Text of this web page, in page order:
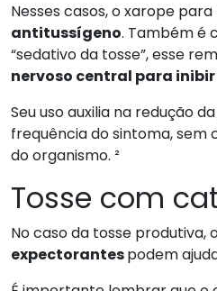
Nesses casos, o xarope
antitussígeno. Também é
“sedativo da tosse”, esse
nervoso central para
Seu uso auxilia na redução
frequência do sintoma,
do organismo. ²
Tosse com
No caso da tosse produtiva,
expectorantespodem